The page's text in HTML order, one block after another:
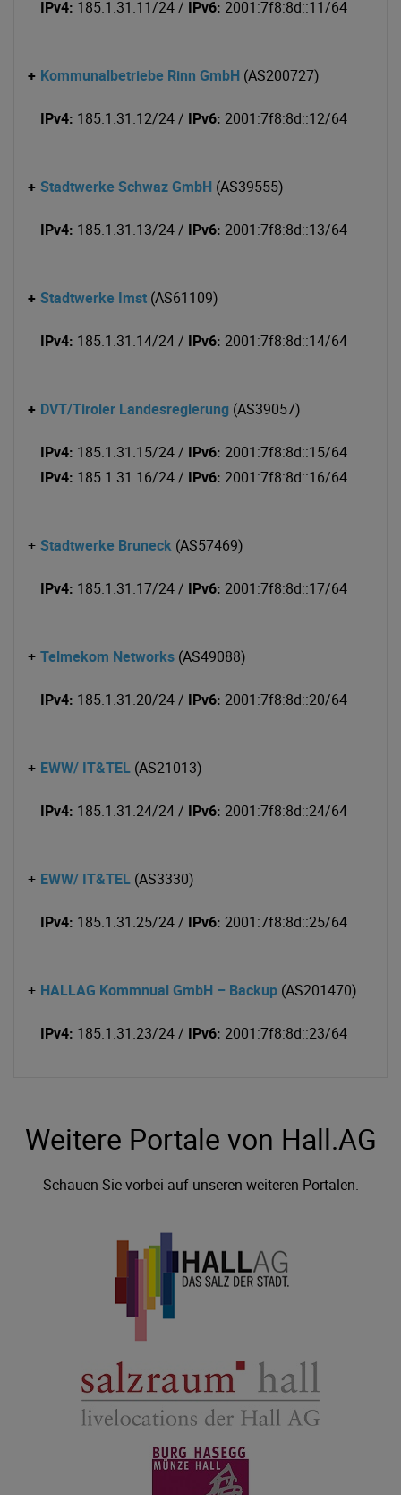
IPv4: 185.1.31.11/24 / IPv6: 2001:7f8:8d::11/64
+ Kommunalbetriebe Rinn GmbH (AS200727)
IPv4: 185.1.31.12/24 / IPv6: 2001:7f8:8d::12/64
+ Stadtwerke Schwaz GmbH (AS39555)
IPv4: 185.1.31.13/24 / IPv6: 2001:7f8:8d::13/64
+ Stadtwerke Imst (AS61109)
IPv4: 185.1.31.14/24 / IPv6: 2001:7f8:8d::14/64
+ DVT/Tiroler Landesregierung (AS39057)
IPv4: 185.1.31.15/24 / IPv6: 2001:7f8:8d::15/64
IPv4: 185.1.31.16/24 / IPv6: 2001:7f8:8d::16/64
+ Stadtwerke Bruneck (AS57469)
IPv4: 185.1.31.17/24 / IPv6: 2001:7f8:8d::17/64
+ Telmekom Networks (AS49088)
IPv4: 185.1.31.20/24 / IPv6: 2001:7f8:8d::20/64
+ EWW/ IT&TEL (AS21013)
IPv4: 185.1.31.24/24 / IPv6: 2001:7f8:8d::24/64
+ EWW/ IT&TEL (AS3330)
IPv4: 185.1.31.25/24 / IPv6: 2001:7f8:8d::25/64
+ HALLAG Kommnual GmbH – Backup (AS201470)
IPv4: 185.1.31.23/24 / IPv6: 2001:7f8:8d::23/64
Weitere Portale von Hall.AG
Schauen Sie vorbei auf unseren weiteren Portalen.